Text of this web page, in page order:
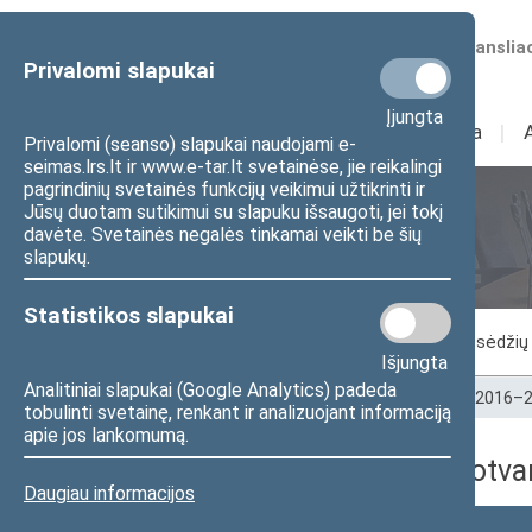
Privalomi slapukai
Įjungta
Privalomi (seanso) slapukai naudojami e-
seimas.lrs.lt ir www.e-tar.lt svetainėse, jie reikalingi
pagrindinių svetainės funkcijų veikimui užtikrinti ir
Jūsų duotam sutikimui su slapuku išsaugoti, jei tokį
davėte. Svetainės negalės tinkamai veikti be šių
slapukų.
Statistikos slapukai
Išjungta
Analitiniai slapukai (Google Analytics) padeda
tobulinti svetainę, renkant ir analizuojant informaciją
apie jos lankomumą.
Daugiau informacijos
Numatomos
Sudėtis Veikla I
Seimo posėdžiai
Posėdžiai
Pradžia>Seimo posėdžiai>Kadencijos
2017-05-02 dienos